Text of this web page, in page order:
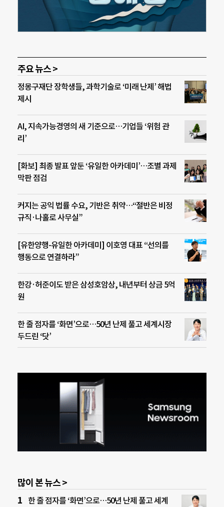
주요 뉴스 >
정몽구재단 장학생들, 과학기술로 ‘미래 난제’ 해법
제시
AI, 지속가능경영의 새 기준으로…기업들 ‘위험 관
리’
[화보] 최종 발표 앞둔 ‘유일한 아카데미’…조별 과제
막판 점검
커지는 공익 법률 수요, 기반은 취약…“절반은 비정
규직·나홀로 사무실”
[유한양행-유일한 아카데미] 이호영 대표 “선의를
행동으로 연결하라”
한강·허준이도 받은 삼성호암상, 내년부터 상금 5억
원
한 줄 점자를 ‘화면’으로…50년 난제 풀고 세계시장
두드린 ‘닷’
많이 본 뉴스 >
한 줄 점자를 ‘화면’으로…50년 난제 풀고 세계